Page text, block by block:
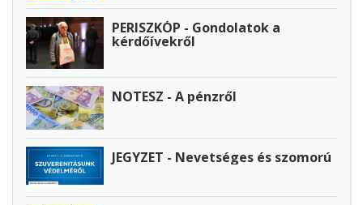
PERISZKÓP - Gondolatok a
kérdőívekről
NOTESZ - A pénzről
JEGYZET - Nevetséges és szomorú